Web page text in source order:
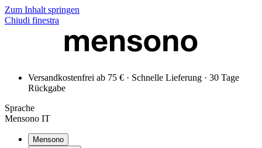
Zum Inhalt springen
Chiudi finestra
Versandkostenfrei ab 75 € · Schnelle Lieferung · 30 Tage
Rückgabe
Sprache
Mensono IT
Mensono